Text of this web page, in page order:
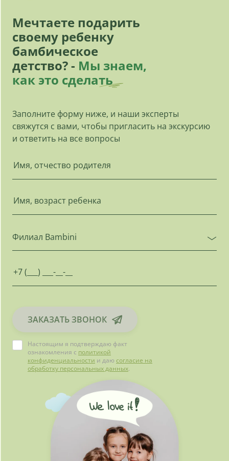
Мечтаете подарить
своему ребенку
бамбическое
детство? - Мы знаем,
как это сделать
Заполните форму ниже, и наши эксперты
свяжутся с вами, чтобы пригласить на экскурсию
и ответить на все вопросы
Филиал Bambini
ЗАКАЗАТЬ ЗВОНОК
Настоящим я подтверждаю факт
ознакомления с политикой
конфиденциальности и даю согласие на
обработку персональных данных.